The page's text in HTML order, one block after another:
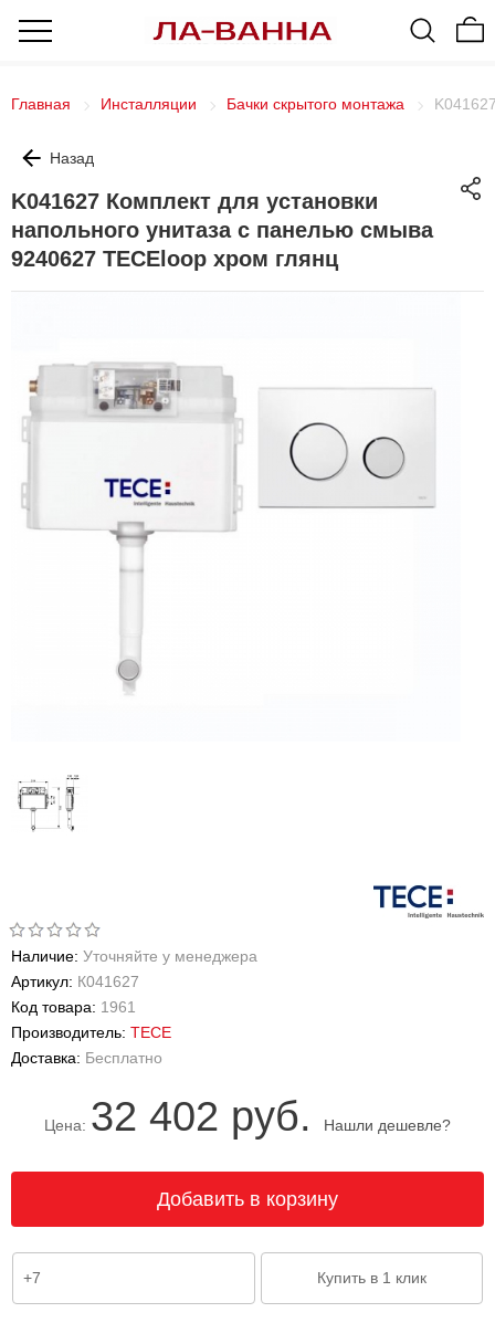
Главная Инсталляции Бачки скрытого монтажа
Назад
K041627 Комплект для установки
напольного унитаза с панелью смыва
9240627 TECEloop хром глянц
Наличие: Уточняйте у менеджера
Артикул: К041627
Код товара: 1961
Производитель: TECE
Доставка: Бесплатно
Цена: 32 402 руб. Нашли дешевле?